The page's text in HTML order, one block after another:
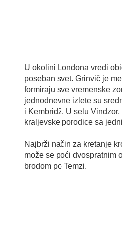
U okolini Londona vredi
poseban svet. Grinvič je
formiraju sve vremenske
jednodnevne izlete su
i Kembridž. U selu
kraljevske porodice sa
Najbrži način za kretanje
može se poći dvospratnim
brodom po Temzi.